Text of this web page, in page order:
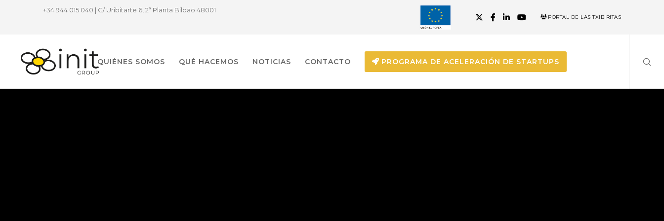
+34 944 015 040 | C/ Uribitarte 6, 2ª Planta Bilbao 48001
PORTAL DE LAS TXIBIRITAS
QUIÉNES SOMOS QUÉ HACEMOS NOTICIAS CONTACTO PROGRAMA DE ACELERACIÓN DE STARTUPS